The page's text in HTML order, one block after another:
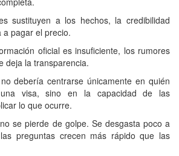
sustituyen a los hechos, la credibilidad
a pagar el precio.
oficial es insuficiente, los rumores
deja la transparencia.
debería centrarse únicamente en quién
visa, sino en la capacidad de las
lo que ocurre.
se pierde de golpe. Se desgasta poco a
preguntas crecen más rápido que las